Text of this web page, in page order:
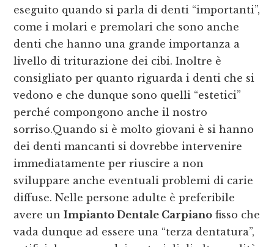
eseguito quando si parla di denti “importanti”,
come i molari e premolari che sono anche
denti che hanno una grande importanza a
livello di triturazione dei cibi. Inoltre è
consigliato per quanto riguarda i denti che si
vedono e che dunque sono quelli “estetici”
perché compongono anche il nostro
sorriso.Quando si è molto giovani è si hanno
dei denti mancanti si dovrebbe intervenire
immediatamente per riuscire a non
sviluppare anche eventuali problemi di carie
diffuse. Nelle persone adulte è preferibile
avere unImpianto Dentale Carpiano fisso che
vada dunque ad essere una “terza dentatura”,